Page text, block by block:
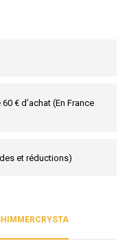
€ d’achat (En France
et réductions)